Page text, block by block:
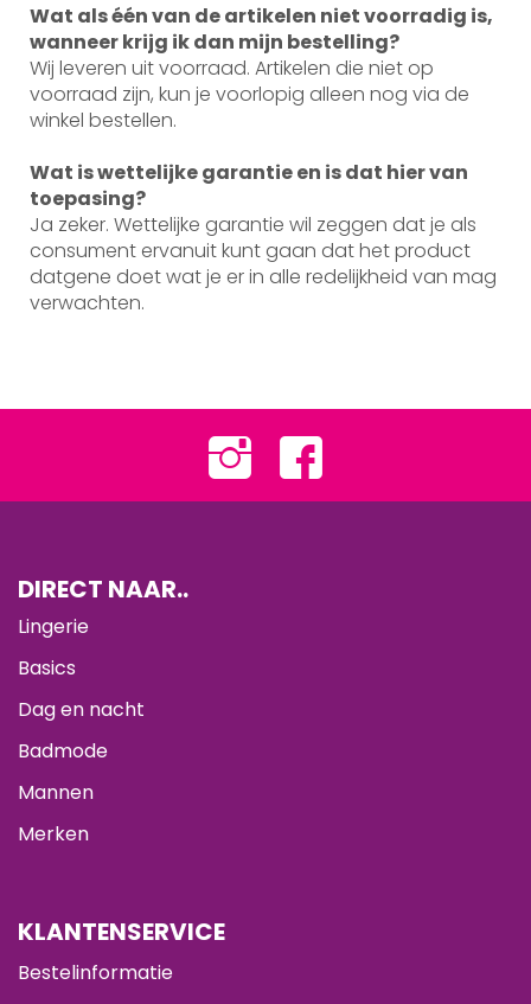
Wat als één van de artikelen niet voorradig is,
wanneer krijg ik dan mijn bestelling?
Wij leveren uit voorraad. Artikelen die niet op
voorraad zijn, kun je voorlopig alleen nog via de
winkel bestellen.
Wat is wettelijke garantie en is dat hier van
toepasing?
Ja zeker. Wettelijke garantie wil zeggen dat je als
consument ervanuit kunt gaan dat het product
datgene doet wat je er in alle redelijkheid van mag
verwachten.
DIRECT NAAR..
Lingerie
Basics
Dag en nacht
Badmode
Mannen
Merken
KLANTENSERVICE
Bestelinformatie